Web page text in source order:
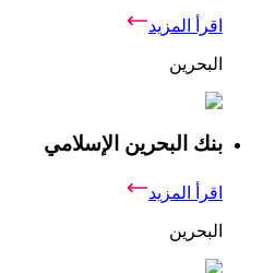
اقرأ المزيد
البحرين
بنك البحرين الإسلامي
اقرأ المزيد
البحرين